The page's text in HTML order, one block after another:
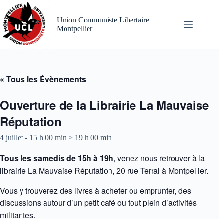
Passer
au
contenu
Union Communiste Libertaire
Montpellier
« Tous les Évènements
Ouverture de la Librairie La Mauvaise
Réputation
4 juillet - 15 h 00 min > 19 h 00 min
Tous les samedis de 15h à 19h, venez nous retrouver à la
librairie La Mauvaise Réputation, 20 rue Terral à Montpellier.
Vous y trouverez des livres à acheter ou emprunter, des
discussions autour d’un petit café ou tout plein d’activités
militantes.